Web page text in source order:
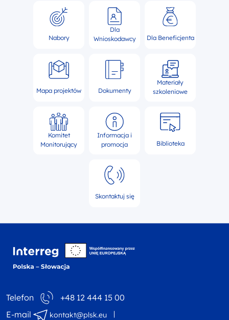
Nabory
Dla
Wnioskodawcy
Dla Beneficjenta
Mapa projektów Dokumenty
Materiały
szkoleniowe
Komitet
Monitorujący
Informacja i
promocja
Biblioteka
Skontaktuj się
Telefon
+48 12 444 15 00
E-mail
kontakt@plsk.eu